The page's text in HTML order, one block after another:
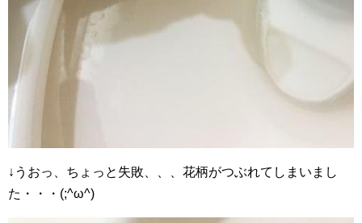
↓うおっ、ちょっと失敗、、、花柄がつぶれてしまいまし
た・・・(;^ω^)